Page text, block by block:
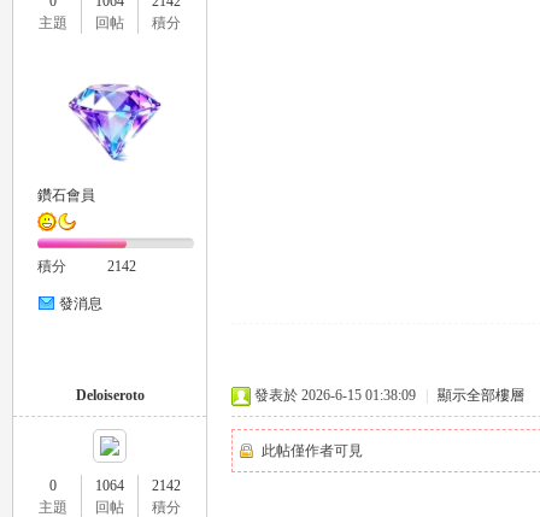
主題
回帖
積分
鑽石會員
積分 2142
發消息
Deloiseroto
0
主題
1064
回帖
2142
積分
發表於 2026-6-15 01:38:09 顯示全部樓層
此帖僅作者可見